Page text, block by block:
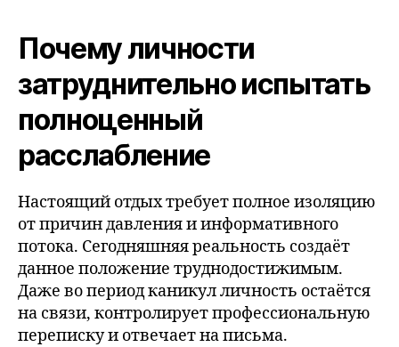
Почему личности
затруднительно испытать
полноценный
расслабление
Настоящий отдых требует полное изоляцию
от причин давления и информативного
потока. Сегодняшняя реальность создаёт
данное положение труднодостижимым.
Даже во период каникул личность остаётся
на связи, контролирует профессиональную
переписку и отвечает на письма.